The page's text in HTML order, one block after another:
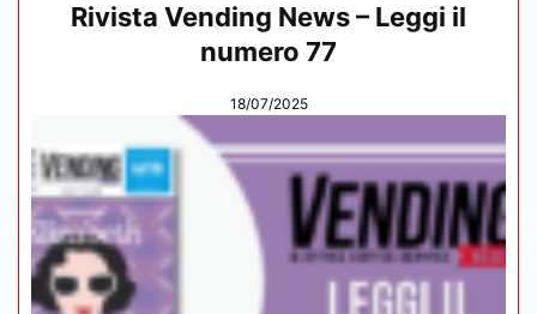
Rivista Vending News – Leggi il
numero 77
18/07/2025